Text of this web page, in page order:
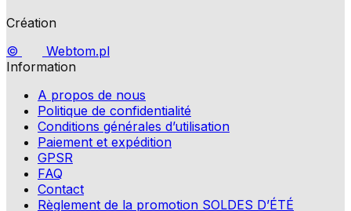
Création
©
Webtom.pl
Information
A propos de nous
Politique de confidentialité
Conditions générales d’utilisation
Paiement et expédition
GPSR
FAQ
Contact
Règlement de la promotion SOLDES D’ÉTÉ